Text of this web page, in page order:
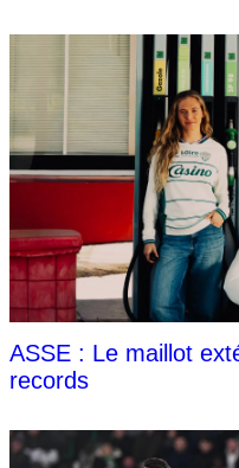
ASSE : Le maillot
records